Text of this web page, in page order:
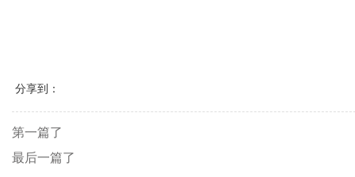
分享到：
第一篇了
最后一篇了